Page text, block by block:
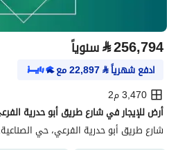
⃁256,794 سنوياً
ادفع شهرياً⃁
22,897مع
3,470 م2
شارع طريق أبو حدرية الفرعي، حي الصناعية1، القطيف